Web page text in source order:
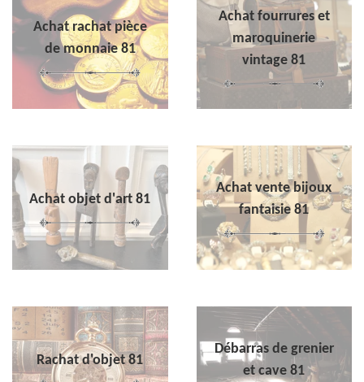
Achat rachat pièce
de monnaie 81
Achat fourrures et
maroquinerie
vintage 81
Achat objet d'art 81
Achat vente bijoux
fantaisie 81
Rachat d'objet 81
Débarras de grenier
et cave 81